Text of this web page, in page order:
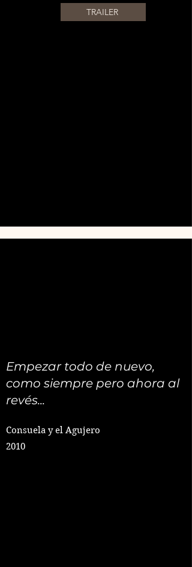
TRAILER
Empezar todo de nuevo,
como siempre pero ahora al
revés...
Consuela y el Agujero
2010